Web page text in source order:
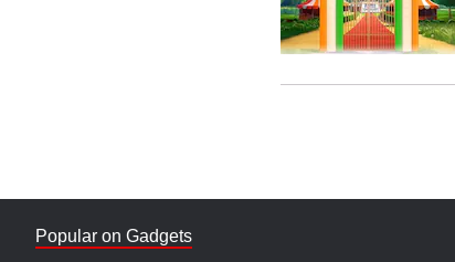
Popular on Gadgets